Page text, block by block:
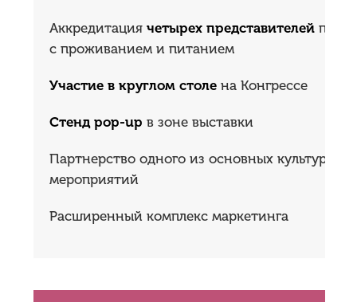
Аккредитация четырех представителей
с проживанием и питанием
Участие в круглом столе на Конгрессе
Стенд pop-up в зоне выставки
Партнерство одного из основных культурных
мероприятий
Расширенный комплекс маркетинга